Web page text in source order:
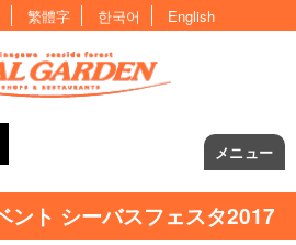
繁體字 한국어 English
メニュー
ント シーバスフェスタ2017